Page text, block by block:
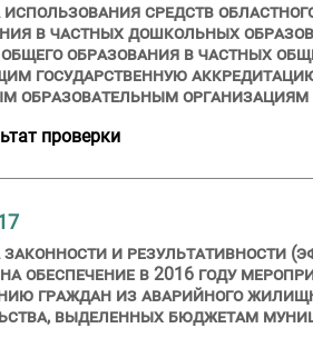
использования средств
в частных дошкольных
общего образования в частных
государственную
образовательным организациям
проверки
законности и результативности
обеспечение в 2016 году
граждан из аварийного
выделенных бюджетам